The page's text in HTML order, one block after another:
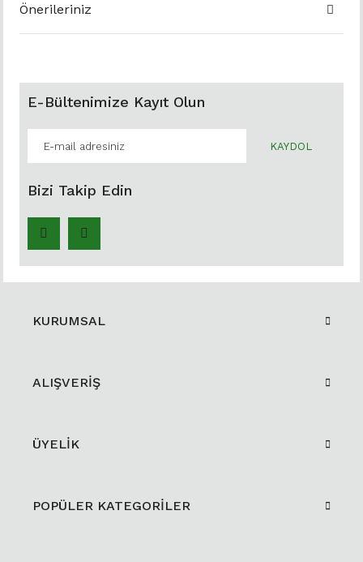
Önerileriniz
E-Bültenimize Kayıt Olun
KAYDOL
Bizi Takip Edin
KURUMSAL
ALIŞVERİŞ
ÜYELİK
POPÜLER KATEGORİLER